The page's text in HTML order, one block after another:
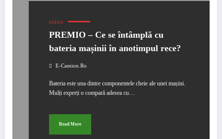
ENEWS
PREMIO – Ce se întâmplă cu
bateria mașinii în anotimpul rece?
E-Camion.ro
Bateria este una dintre componentele cheie ale unei mașini.
Mulți experți o compară adesea cu…
Read More